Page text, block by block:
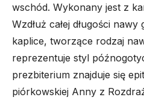
wschód. Wykonany jest z
Wzdłuż całej długości nawy
kaplice, tworzące rodzaj
reprezentuje styl
prezbiterium znajduje się
piórkowskiej Anny z